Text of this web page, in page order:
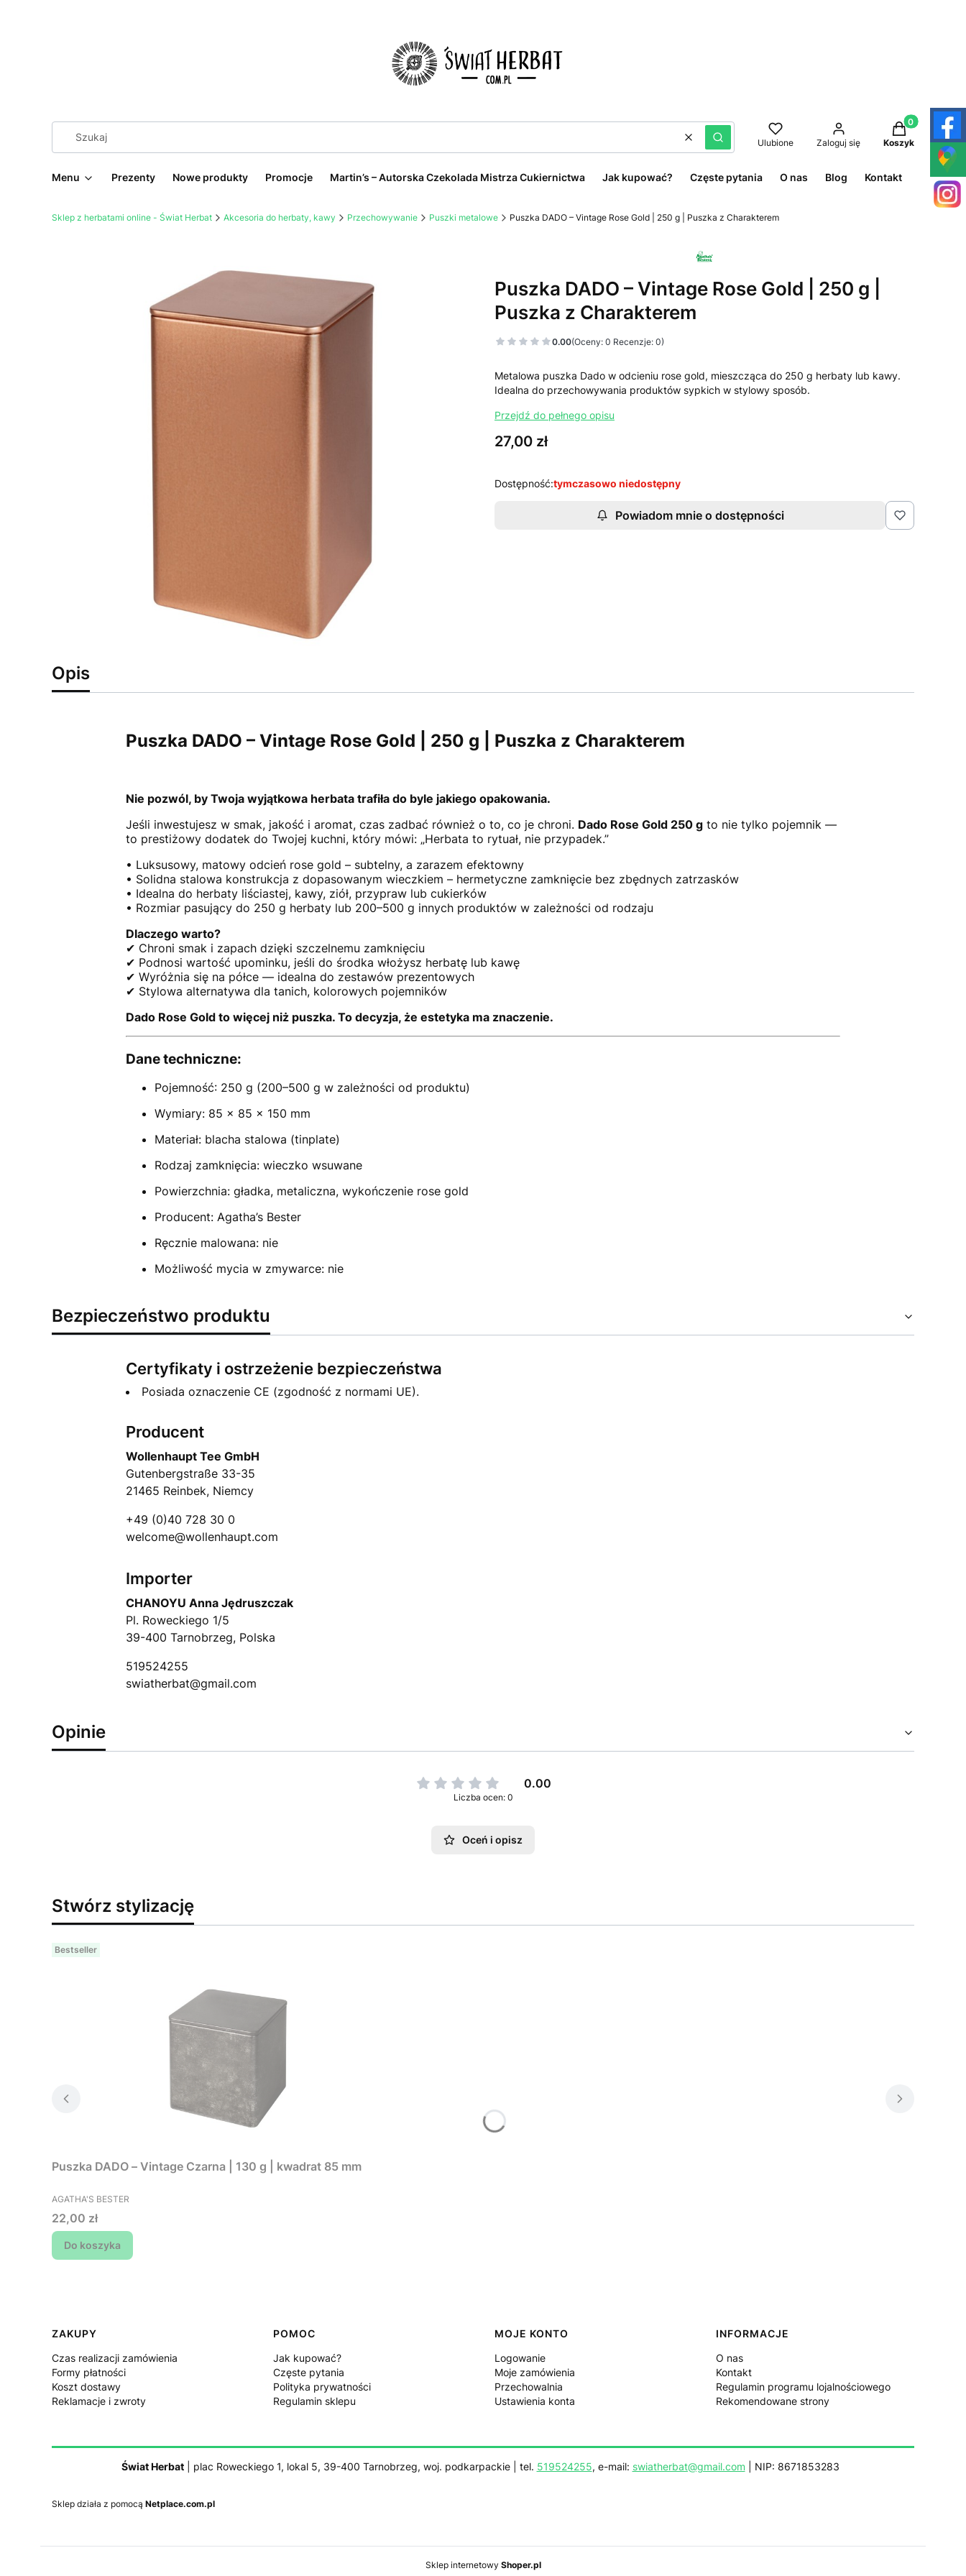
WyczyśćSzukaj Ulubione Zaloguj się
Produkty w
Koszyk
Menu Prezenty Nowe produkty Promocje Martin’s – Autorska Czekolada Mistrza Cukiernictwa Jak kupować? Częste pytania O nas Blog Kontakt
Sklep z herbatami online - Świat Herbat Akcesoria do herbaty, kawy Przechowywanie Puszki metalowe Puszka DADO – Vintage Rose Gold | 250 g | Puszka z Charakterem
Puszka DADO – Vintage Rose Gold | 250 g |
Puszka z Charakterem
0.00(Oceny: 0 Recenzje: 0)
Metalowa puszka Dado w odcieniu rose gold, mieszcząca do 250 g herbaty lub kawy.
Idealna do przechowywania produktów sypkich w stylowy sposób.
Przejdź do pełnego opisu
Cena
27,00 zł
Dostępność:tymczasowo niedostępny
Powiadom mnie o dostępności
Opis
Puszka DADO – Vintage Rose Gold | 250 g | Puszka z Charakterem
Nie pozwól, by Twoja wyjątkowa herbata trafiła do byle jakiego opakowania.
Jeśli inwestujesz w smak, jakość i aromat, czas zadbać również o to, co je chroni. Dado Rose Gold 250 gto nie tylko pojemnik —
to prestiżowy dodatek do Twojej kuchni, który mówi: „Herbata to rytuał, nie przypadek.”
• Luksusowy, matowy odcień rose gold – subtelny, a zarazem efektowny
• Solidna stalowa konstrukcja z dopasowanym wieczkiem – hermetyczne zamknięcie bez zbędnych zatrzasków
• Idealna do herbaty liściastej, kawy, ziół, przypraw lub cukierków
• Rozmiar pasujący do 250 g herbaty lub 200–500 g innych produktów w zależności od rodzaju
Dlaczego warto?
✔ Chroni smak i zapach dzięki szczelnemu zamknięciu
✔ Podnosi wartość upominku, jeśli do środka włożysz herbatę lub kawę
✔ Wyróżnia się na półce — idealna do zestawów prezentowych
✔ Stylowa alternatywa dla tanich, kolorowych pojemników
Dado Rose Gold to więcej niż puszka. To decyzja, że estetyka ma znaczenie.
Dane techniczne:
Pojemność: 250 g (200–500 g w zależności od produktu)
Wymiary: 85 × 85 × 150 mm
Materiał: blacha stalowa (tinplate)
Rodzaj zamknięcia: wieczko wsuwane
Powierzchnia: gładka, metaliczna, wykończenie rose gold
Producent: Agatha’s Bester
Ręcznie malowana: nie
Możliwość mycia w zmywarce: nie
Bezpieczeństwo produktu
Certyfikaty i ostrzeżenie bezpieczeństwa
Posiada oznaczenie CE (zgodność z normami UE).
Producent
Wollenhaupt Tee GmbH
Gutenbergstraße 33-35
21465 Reinbek, Niemcy
+49 (0)40 728 30 0
welcome@wollenhaupt.com
Importer
CHANOYU Anna Jędruszczak
Pl. Roweckiego 1/5
39-400 Tarnobrzeg, Polska
519524255
swiatherbat@gmail.com
Opinie
0.00
Liczba ocen: 0
Oceń i opisz
Stwórz stylizację
Bestseller
Puszka DADO – Vintage Czarna | 130 g | kwadrat 85 mm
PRODUCENT
AGATHA'S BESTER
Cena
22,00 zł
Do koszyka
Linki w stopce
ZAKUPY
Czas realizacji zamówienia
Formy płatności
Koszt dostawy
Reklamacje i zwroty
POMOC
Jak kupować?
Częste pytania
Polityka prywatności
Regulamin sklepu
MOJE KONTO
Logowanie
Moje zamówienia
Przechowalnia
Ustawienia konta
INFORMACJE
O nas
Kontakt
Regulamin programu lojalnościowego
Rekomendowane strony
Świat Herbat| plac Roweckiego 1, lokal 5, 39-400 Tarnobrzeg, woj. podkarpackie | tel. 519524255, e-mail: swiatherbat@gmail.com | NIP: 8671853283
Sklep działa z pomocą Netplace.com.pl
Sklep internetowy Shoper.pl